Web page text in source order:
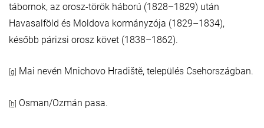
tábornok, az orosz-török háború (1828–1829) után
Havasalföld és Moldova kormányzója (1829–1834),
később párizsi orosz követ (1838–1862).
[g] Mai nevén Mnichovo Hradiště, település Csehországban.
[h] Osman/Ozmán pasa.